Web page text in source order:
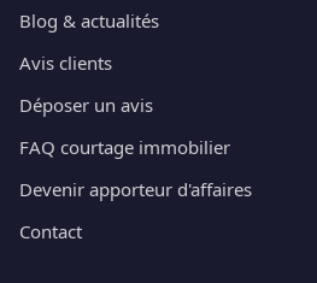
Blog & actualités
Avis clients
Déposer un avis
FAQ courtage immobilier
Devenir apporteur d'affaires
Contact